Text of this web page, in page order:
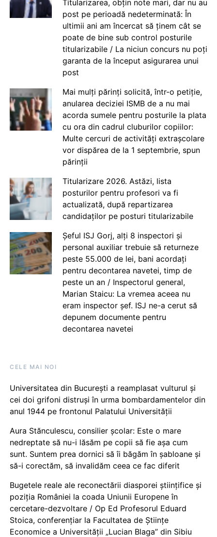
Titularizarea, obțin note mari, dar nu au
post pe perioadă nedeterminată: În
ultimii ani am încercat să ținem cât se
poate de bine sub control posturile
titularizabile / La niciun concurs nu poți
garanta de la început asigurarea unui
post
Mai mulți părinți solicită, într-o petiție,
anularea deciziei ISMB de a nu mai
acorda sumele pentru posturile la plata
cu ora din cadrul cluburilor copiilor:
Multe cercuri de activități extrașcolare
vor dispărea de la 1 septembrie, spun
părinții
Titularizare 2026. Astăzi, lista
posturilor pentru profesori va fi
actualizată, după repartizarea
candidaților pe posturi titularizabile
Șeful ISJ Gorj, alți 8 inspectori și
personal auxiliar trebuie să returneze
peste 55.000 de lei, bani acordați
pentru decontarea navetei, timp de
peste un an / Inspectorul general,
Marian Staicu: La vremea aceea nu
eram inspector șef. ISJ ne-a cerut să
depunem documente pentru
decontarea navetei
CELE MAI NOI
Universitatea din București a reamplasat vulturul și
cei doi grifoni distruși în urma bombardamentelor din
anul 1944 pe frontonul Palatului Universității
Aura Stănculescu, consilier școlar: Este o mare
nedreptate să nu-i lăsăm pe copii să fie așa cum
sunt. Suntem prea dornici să îi băgăm în șabloane și
să-i corectăm, să invalidăm ceea ce fac diferit
Bugetele reale ale reconectării diasporei științifice și
poziția României la coada Uniunii Europene în
cercetare-dezvoltare / Op Ed Profesorul Eduard
Stoica, conferențiar la Facultatea de Științe
Economice a Universității „Lucian Blaga” din Sibiu